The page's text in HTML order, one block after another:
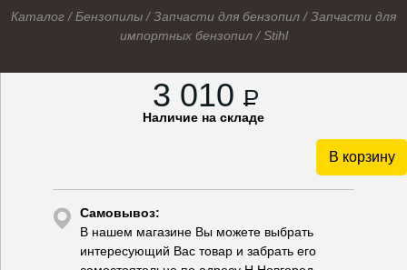
Каталог /Бензопилы /Запчасти для бензопил /Запчасти для
импортных бензопил/Stihl
3 010 P
Наличие на складе
В корзину
Самовывоз:
В нашем магазине Вы можете выбрать
интересующий Вас товар и забрать его